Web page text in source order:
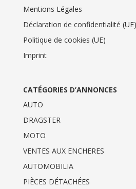
Mentions Légales
Déclaration de confidentialité (UE)
Politique de cookies (UE)
Imprint
CATÉGORIES D’ANNONCES
AUTO
DRAGSTER
MOTO
VENTES AUX ENCHERES
AUTOMOBILIA
PIÈCES DÉTACHÉES